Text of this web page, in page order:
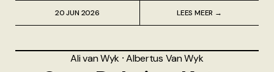
20 JUN 2026 LEES MEER →
Ali van Wyk ⸱Albertus Van Wyk